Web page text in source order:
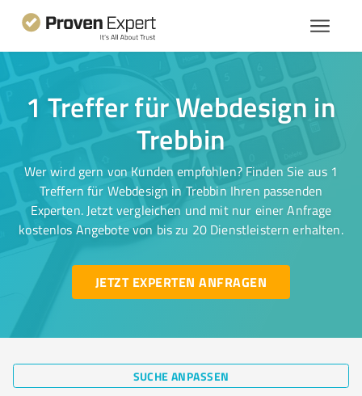
1 Treffer für Webdesign in
Trebbin
Wer wird gern von Kunden empfohlen? Finden Sie aus 1
Treffern für Webdesign in Trebbin Ihren passenden
Experten. Jetzt vergleichen und mit nur einer Anfrage
kostenlos Angebote von bis zu 20 Dienstleistern erhalten.
JETZT EXPERTEN ANFRAGEN
SUCHE ANPASSEN